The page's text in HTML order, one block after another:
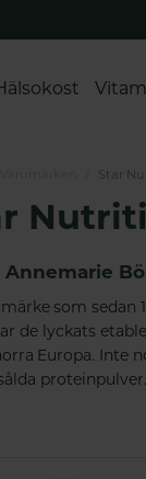
Star
Annemarie
som sedan
de lyckats
Europa. Inte
proteinpulver.